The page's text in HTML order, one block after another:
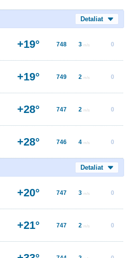
Detaliat
+19° 748 3 m/s 0
+19° 749 2 m/s 0
+28° 747 2 m/s 0
+28° 746 4 m/s 0
Detaliat
+20° 747 3 m/s 0
+21° 747 2 m/s 0